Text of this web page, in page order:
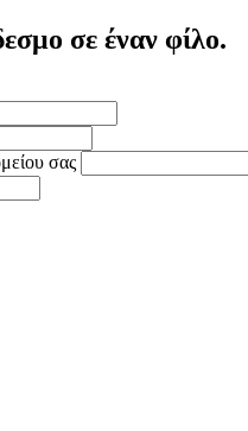
σε έναν φίλο.
σας